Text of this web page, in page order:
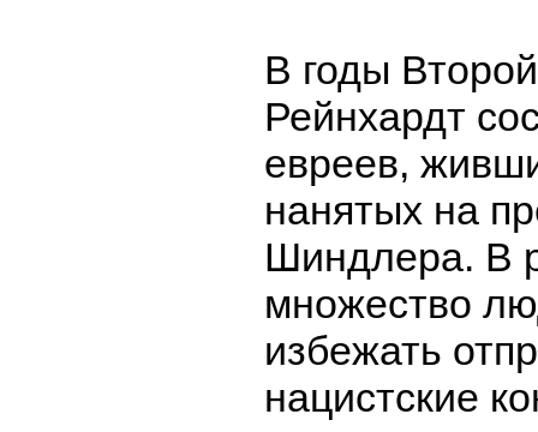
В годы
Рейнхардт
евреев,
нанятых на
Шиндлера. В
множество
избежать
нацистские